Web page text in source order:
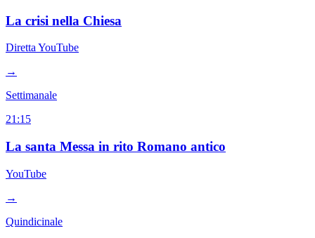
La crisi nella Chiesa
Diretta YouTube
→
Settimanale
21:15
La santa Messa in rito Romano antico
YouTube
→
Quindicinale